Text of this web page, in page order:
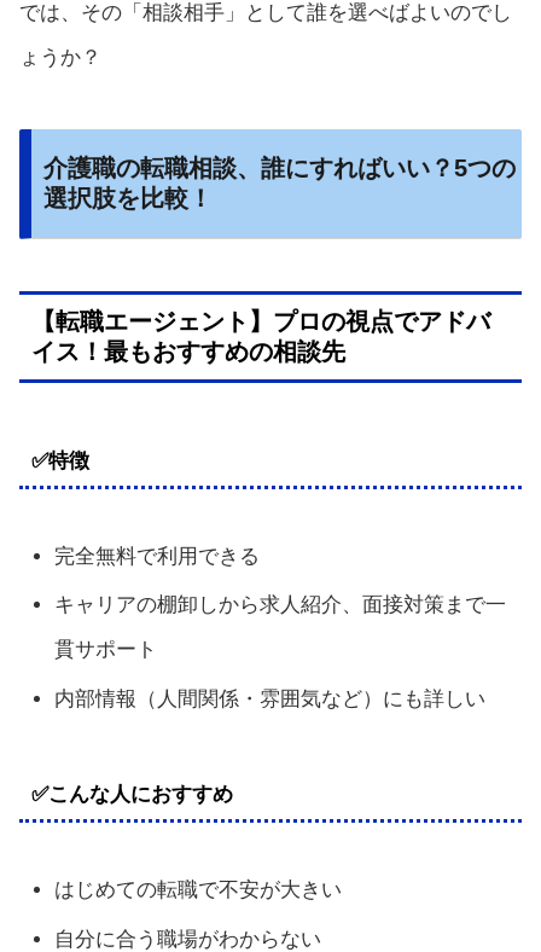
では、その「相談相手」として誰を選べばよいのでし
ょうか？
介護職の転職相談、誰にすればいい？5つの
選択肢を比較！
【転職エージェント】プロの視点でアドバ
イス！最もおすすめの相談先
✅特徴
完全無料で利用できる
キャリアの棚卸しから求人紹介、面接対策まで一
貫サポート
内部情報（人間関係・雰囲気など）にも詳しい
✅こんな人におすすめ
はじめての転職で不安が大きい
自分に合う職場がわからない